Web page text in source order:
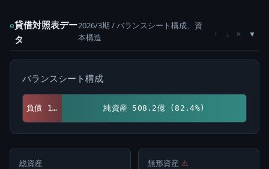
e貸借対照表デー
タ
2026/3期 / バランスシート構成、資
本構造
↑ ↓ ×
バランスシート構成
負債 108.7億 (17.6%) 純資産 508.2億 (82.4%)
総資産 無形資産 ⚠